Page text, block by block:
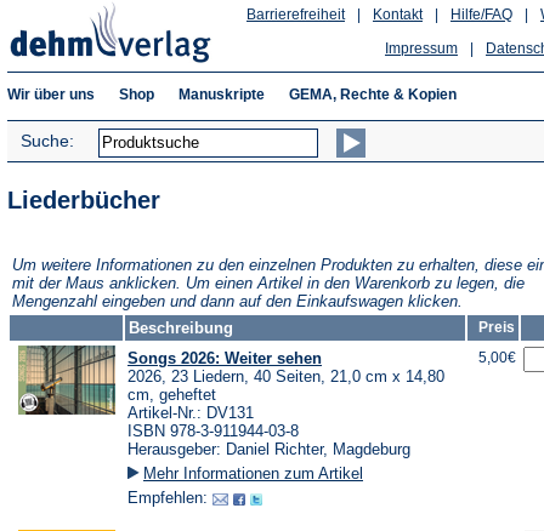
Hilfe/FAQ
Kontakt
Barrierefreiheit
Impressum
Wir über uns Shop Manuskripte GEMA, Rechte & Kopien
Suche:
Liederbücher
Um weitere Informationen zu den einzelnen Produkten zu erhalten, diese
mit der Maus anklicken. Um einen Artikel in den Warenkorb zu legen, die
Mengenzahl eingeben und dann auf den Einkaufswagen klicken.
Beschreibung
Preis
Songs 2026: Weiter sehen
2026, 23 Liedern, 40 Seiten, 21,0 cm x 14,80
cm, geheftet
Artikel-Nr.: DV131
ISBN 978-3-911944-03-8
Herausgeber: Daniel Richter, Magdeburg
Mehr Informationen zum Artikel
Empfehlen:
5,00€